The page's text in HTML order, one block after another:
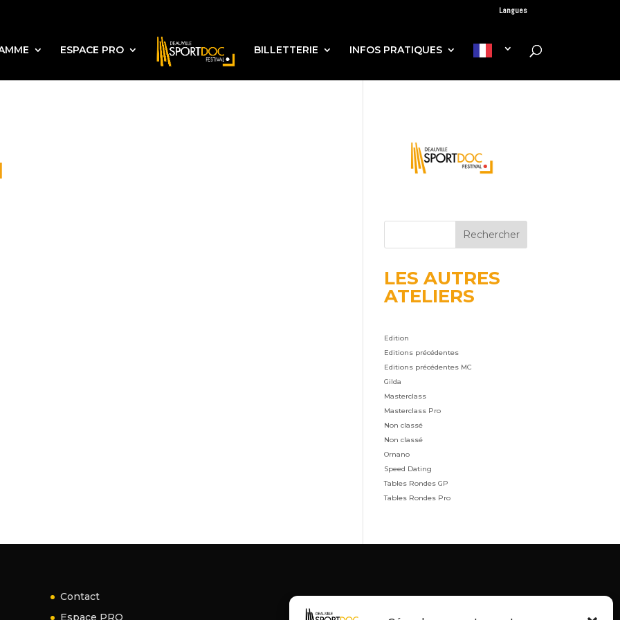
Langues
ESPACE PRO BILLETTERIE INFOS PRATIQUES
Rechercher
LES AUTRES
ATELIERS
Edition
Editions précédentes
Editions précédentes MC
Gilda
Masterclass
Masterclass Pro
Non classé
Non classé
Ornano
Speed Dating
Tables Rondes GP
Tables Rondes Pro
Contact
Espace PRO